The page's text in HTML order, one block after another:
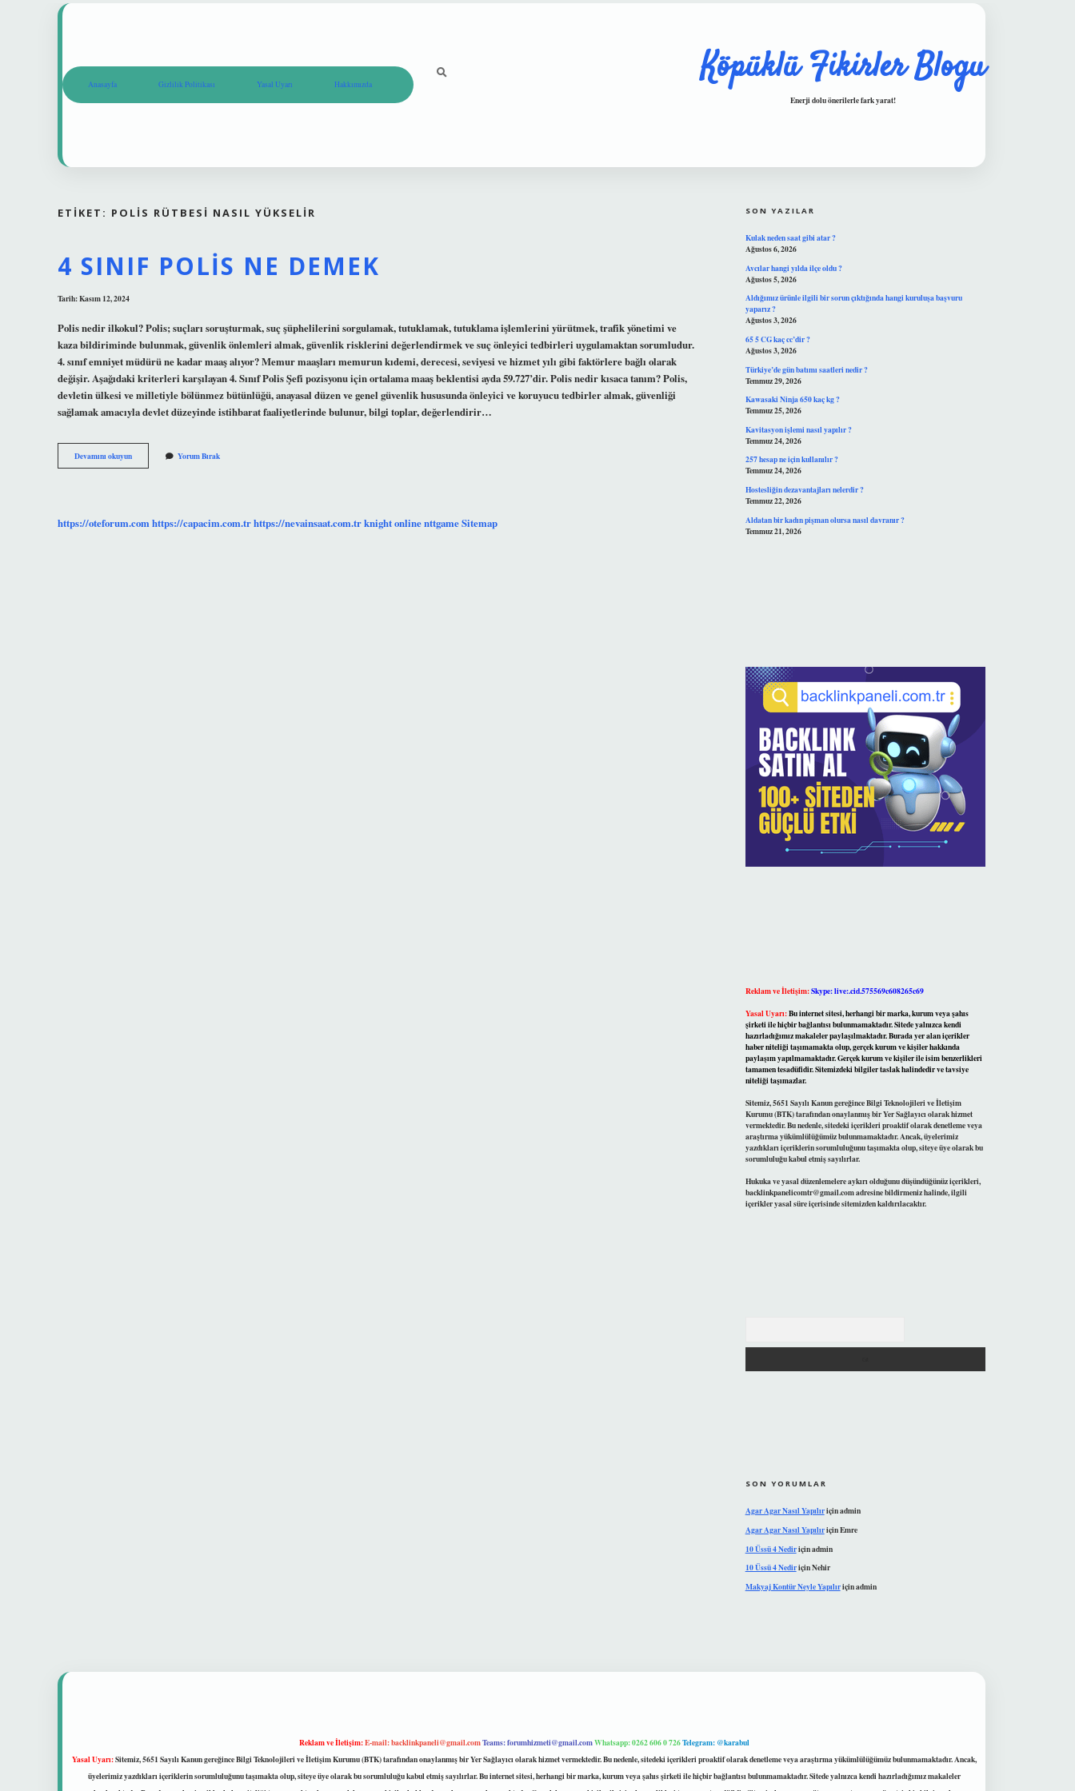
Anasayfa Gizlilik Politikası Yasal Uyarı Hakkımızda Köpüklü Fikirler Blogu
Enerji dolu önerilerle fark yarat!
ETIKET: POLIS RÜTBESI NASIL YÜKSELIR
4 SINIF POLIS NE DEMEK
Tarih: Kasım 12, 2024
Polis nedir ilkokul? Polis; suçları soruşturmak, suç şüphelilerini sorgulamak, tutuklamak, tutuklama işlemlerini yürütmek, trafik yönetimi ve
kaza bildiriminde bulunmak, güvenlik önlemleri almak, güvenlik risklerini değerlendirmek ve suç önleyici tedbirleri uygulamaktan sorumludur.
4. sınıf emniyet müdürü ne kadar maaş alıyor? Memur maaşları memurun kıdemi, derecesi, seviyesi ve hizmet yılı gibi faktörlere bağlı olarak
değişir. Aşağıdaki kriterleri karşılayan 4. Sınıf Polis Şefi pozisyonu için ortalama maaş beklentisi ayda 59.727’dir. Polis nedir kısaca tanım? Polis,
devletin ülkesi ve milletiyle bölünmez bütünlüğü, anayasal düzen ve genel güvenlik hususunda önleyici ve koruyucu tedbirler almak, güvenliği
sağlamak amacıyla devlet düzeyinde istihbarat faaliyetlerinde bulunur, bilgi toplar, değerlendirir…
Devamını okuyun4
Sınıf
Yorum Bırak
https://oteforum.comhttps://capacim.com.trhttps://nevainsaat.com.trknight onlinenttgameSitemap
SON YAZILAR
Kulak neden saat gibi atar ?
Ağustos 6, 2026
Avcılar hangi yılda ilçe oldu ?
Ağustos 5, 2026
Aldığımız ürünle ilgili bir sorun çıktığında hangi kuruluşa başvuru
yaparız ?
Ağustos 3, 2026
65 5 CG kaç cc’dir ?
Ağustos 3, 2026
Türkiye’de gün batımı saatleri nedir ?
Temmuz 29, 2026
Kawasaki Ninja 650 kaç kg ?
Temmuz 25, 2026
Kavitasyon işlemi nasıl yapılır ?
Temmuz 24, 2026
257 hesap ne için kullanılır ?
Temmuz 24, 2026
Hostesliğin dezavantajları nelerdir ?
Temmuz 22, 2026
Aldatan bir kadın pişman olursa nasıl davranır ?
Temmuz 21, 2026
Reklam ve İletişim:Skype: live:.cid.575569c608265c69
Yasal Uyarı:Bu internet sitesi, herhangi bir marka, kurum veya şahıs
şirketi ile hiçbir bağlantısı bulunmamaktadır. Sitede yalnızca kendi
hazırladığımız makaleler paylaşılmaktadır. Burada yer alan içerikler
haber niteliği taşımamakta olup, gerçek kurum ve kişiler hakkında
paylaşım yapılmamaktadır. Gerçek kurum ve kişiler ile isim benzerlikleri
tamamen tesadüfidir. Sitemizdeki bilgiler taslak halindedir ve tavsiye
niteliği taşımazlar.
Sitemiz, 5651 Sayılı Kanun gereğince Bilgi Teknolojileri ve İletişim
Kurumu (BTK) tarafından onaylanmış bir Yer Sağlayıcı olarak hizmet
vermektedir. Bu nedenle, sitedeki içerikleri proaktif olarak denetleme veya
araştırma yükümlülüğümüz bulunmamaktadır. Ancak, üyelerimiz
yazdıkları içeriklerin sorumluluğunu taşımakta olup, siteye üye olarak bu
sorumluluğu kabul etmiş sayılırlar.
Hukuka ve yasal düzenlemelere aykırı olduğunu düşündüğünüz içerikleri,
backlinkpanelicomtr@gmail.comadresine bildirmeniz halinde, ilgili
içerikler yasal süre içerisinde sitemizden kaldırılacaktır.
SON YORUMLAR
Agar Agar Nasıl Yapılıriçinadmin
Agar Agar Nasıl YapılıriçinEmre
10 Üssü 4 Nediriçinadmin
10 Üssü 4 NediriçinNehir
Makyaj Kontür Neyle Yapılıriçinadmin
Reklam ve İletişim:E-mail:backlinkpaneli@gmail.comTeams:forumhizmeti@gmail.comWhatsapp: 0262 606 0 726Telegram: @karabul
Yasal Uyarı:Sitemiz, 5651 Sayılı Kanun gereğince Bilgi Teknolojileri ve İletişim Kurumu (BTK) tarafından onaylanmış bir Yer Sağlayıcı olarak hizmet vermektedir. Bu nedenle, sitedeki içerikleri proaktif olarak denetleme veya araştırma yükümlülüğümüz bulunmamaktadır. Ancak,
üyelerimiz yazdıkları içeriklerin sorumluluğunu taşımakta olup, siteye üye olarak bu sorumluluğu kabul etmiş sayılırlar. Bu internet sitesi, herhangi bir marka, kurum veya şahıs şirketi ile hiçbir bağlantısı bulunmamaktadır. Sitede yalnızca kendi hazırladığımız makaleler